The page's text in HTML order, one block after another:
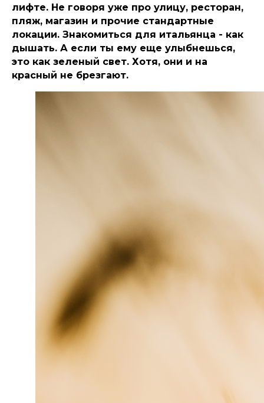
лифте. Не говоря уже про улицу, ресторан,
пляж, магазин и прочие стандартные
локации. Знакомиться для итальянца - как
дышать. А если ты ему еще улыбнешься,
это как зеленый свет. Хотя, они и на
красный не брезгают.